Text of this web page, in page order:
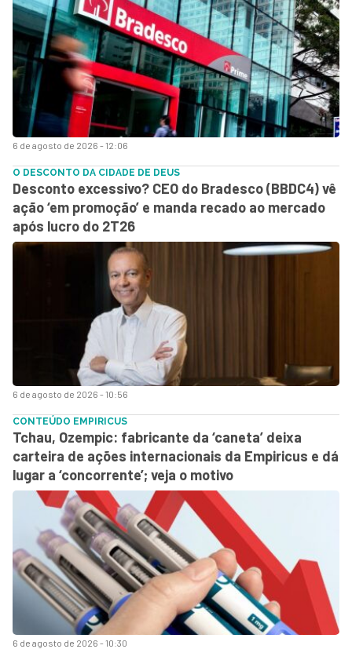
6 de agosto de 2026 - 12:06
6 de agosto de 2026 - 10:56
O DESCONTO DA CIDADE DE DEUS
Desconto excessivo? CEO do Bradesco (BBDC4) vê
ação ‘em promoção’ e manda recado ao mercado
após lucro do 2T26
6 de agosto de 2026 - 10:30
CONTEÚDO EMPIRICUS
Tchau, Ozempic: fabricante da ‘caneta’ deixa
carteira de ações internacionais da Empiricus e dá
lugar a ‘concorrente’; veja o motivo